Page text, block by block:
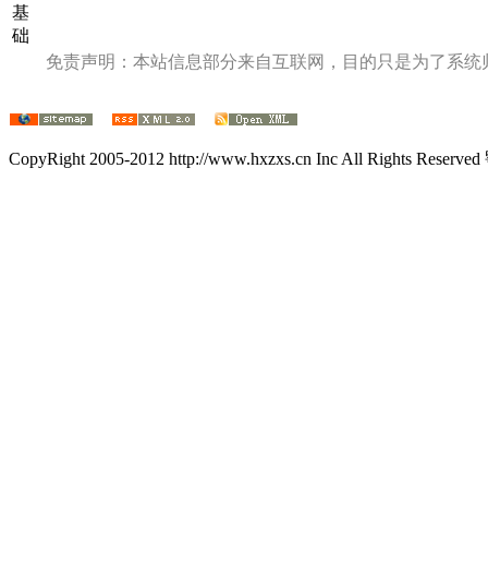
基
础
免责声明：本站信息部分来自互联网，目的只是为了系
CopyRight 2005-2012 http://www.hxzxs.cn Inc All Rights